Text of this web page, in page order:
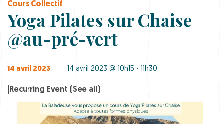
Cours Collectif
Yoga Pilates sur Chaise
@au-pré-vert
14 avril 2023 14 avril 2023 @ 10h15 - 11h30
Recurring Event (See all)